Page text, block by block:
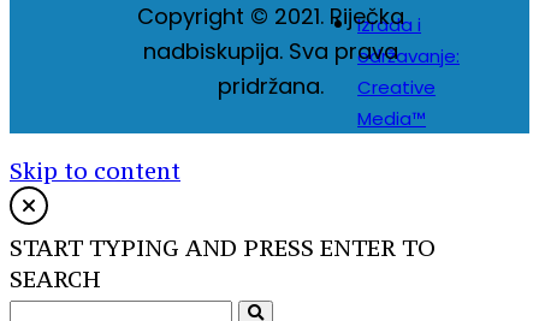
Copyright © 2021. Riječka
nadbiskupija. Sva prava
pridržana.
Izrada i
održavanje:
Creative
Media™
Skip to content
START TYPING AND PRESS ENTER TO
SEARCH